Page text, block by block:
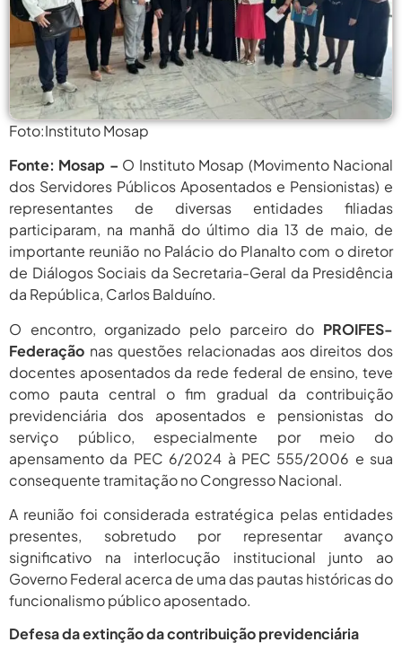
Período Eleitoral Para Escolha De
Representantes Do XXII...
agosto
5, 2026
Protagonismo Nacional Em Ciência E
Tecnologia Depende De...
agosto
5, 2026
Pais Veem Avanço, Mas Temem
Que Nova Lei...
agosto 5,
Prêmio Mulheres E Ciência Do
CNPq: Terceira Edição...
agosto 5,
2026
Período Eleitoral Para Escolha De
Representantes Do XXII...
agosto
Protagonismo Nacional Em Ciência E
Tecnologia Depende De...
agosto
Pais Veem Avanço, Mas Temem
Que Nova Lei...
agosto 5,
2026
Prêmio Mulheres E Ciência Do
CNPq: Terceira Edição...
Foto:Instituto Mosap
Fonte: Mosap – O Instituto Mosap (Movimento Nacional
dos Servidores Públicos Aposentados e Pensionistas) e
representantes de diversas entidades filiadas
participaram, na manhã do último dia 13 de maio, de
importante reunião no Palácio do Planalto com o diretor
de Diálogos Sociais da Secretaria-Geral da Presidência
da República, Carlos Balduíno.
O encontro, organizado pelo parceiro do PROIFES-
Federação nas questões relacionadas aos direitos dos
docentes aposentados da rede federal de ensino, teve
como pauta central o fim gradual da contribuição
previdenciária dos aposentados e pensionistas do
serviço público, especialmente por meio do
apensamento da PEC 6/2024 à PEC 555/2006 e sua
consequente tramitação no Congresso Nacional.
A reunião foi considerada estratégica pelas entidades
presentes, sobretudo por representar avanço
significativo na interlocução institucional junto ao
Governo Federal acerca de uma das pautas históricas do
funcionalismo público aposentado.
Defesa da extinção da contribuição previdenciária